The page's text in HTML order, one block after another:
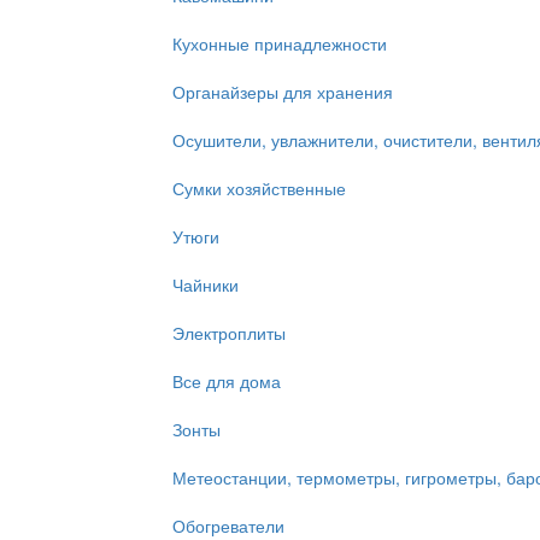
Кухонные принадлежности
Органайзеры для хранения
Осушители, увлажнители, очистители,
Сумки хозяйственные
Утюги
Чайники
Электроплиты
Все для дома
Зонты
Метеостанции, термометры, гигрометры,
Обогреватели